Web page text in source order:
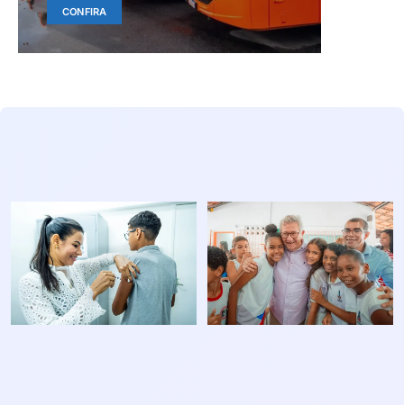
CONFIRA